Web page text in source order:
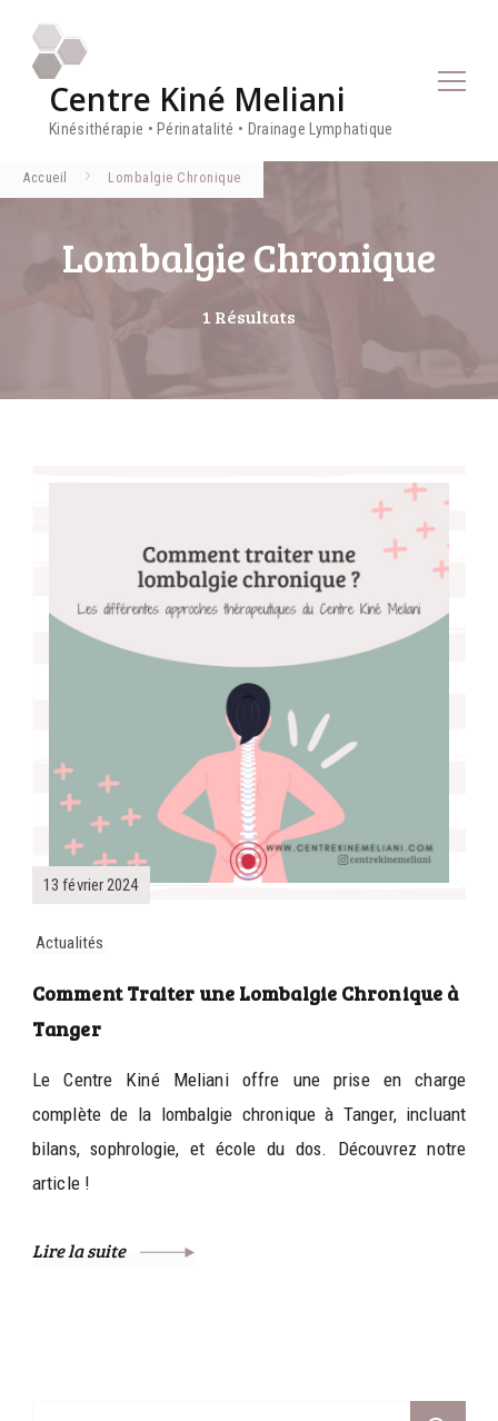
Centre Kiné Meliani
Kinésithérapie • Périnatalité • Drainage Lymphatique
Accueil Lombalgie Chronique
Lombalgie Chronique
1 Résultats
13 février 2024
Actualités
Comment Traiter une Lombalgie Chronique à
Tanger
Le Centre Kiné Meliani offre une prise en charge
complète de la lombalgie chronique à Tanger, incluant
bilans, sophrologie, et école du dos. Découvrez notre
article !
Lire la suite